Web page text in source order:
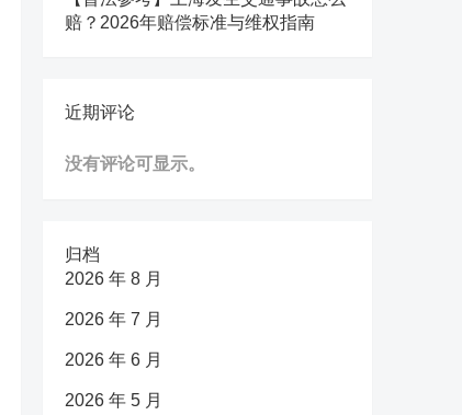
赔？2026年赔偿标准与维权指南
近期评论
没有评论可显示。
归档
2026 年 8 月
2026 年 7 月
2026 年 6 月
2026 年 5 月